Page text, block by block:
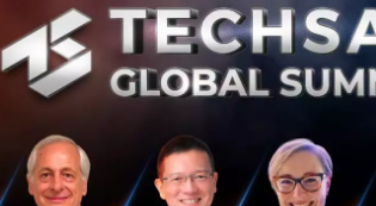
Forward integrate Chainlink
Exchange and LBP
Forward is excited to announce that we